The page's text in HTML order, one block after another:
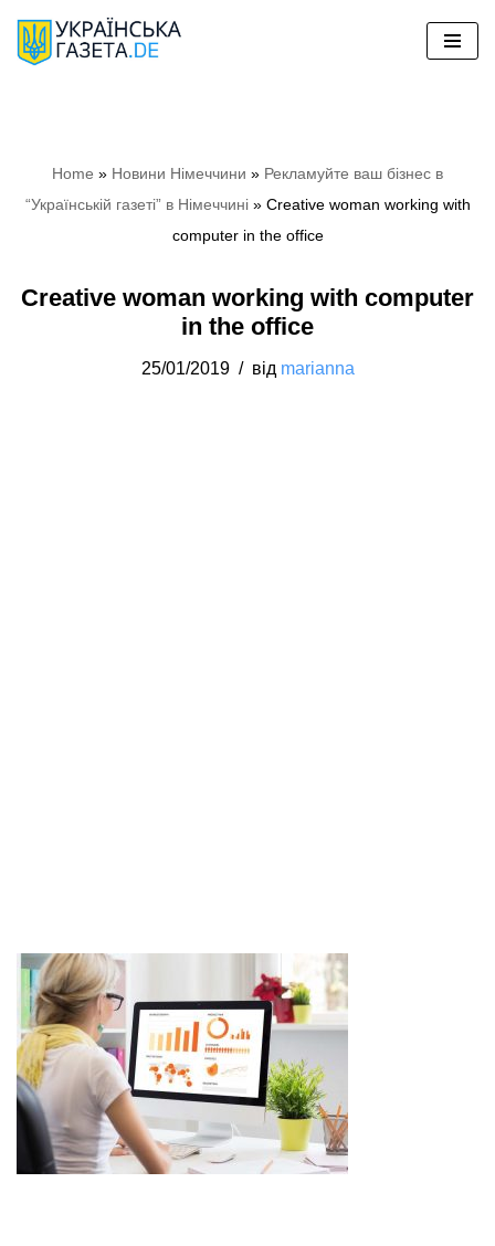
Перейти
Home » Новини Німеччини » Рекламуйте ваш бізнес в
“Українській газеті” в Німеччині» Creative woman working with
computer in the office
Creative woman working with computer
in the office
25/01/2019 від marianna